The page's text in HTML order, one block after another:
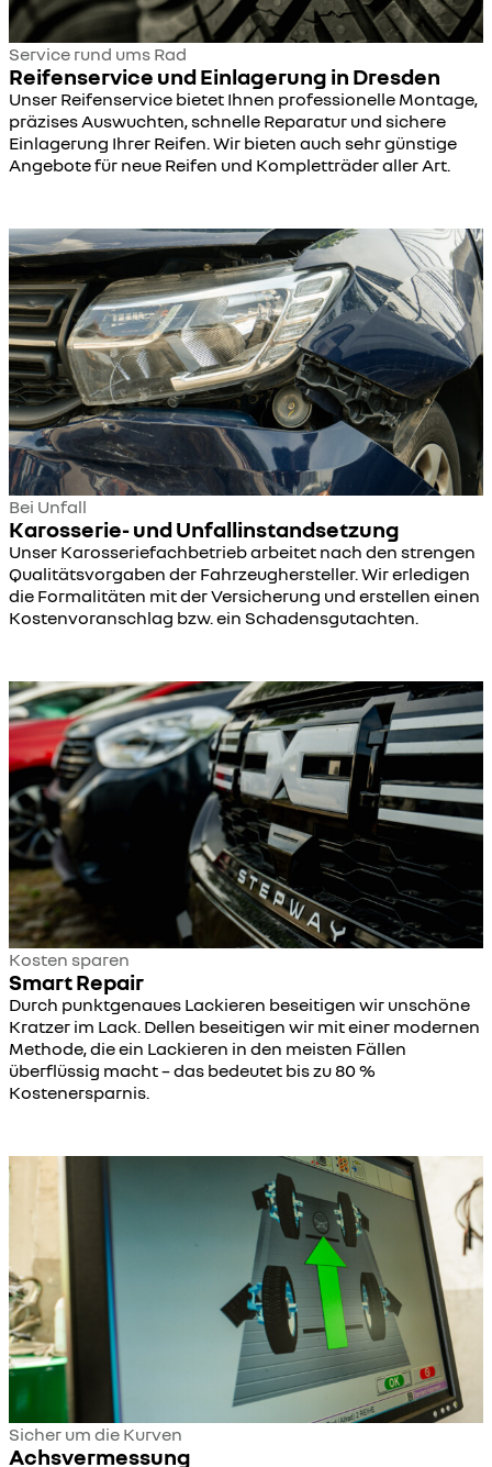
Service rund ums Rad
Reifenservice und Einlagerung in Dresden
Unser Reifenservice bietet Ihnen professionelle Montage,
präzises Auswuchten, schnelle Reparatur und sichere
Einlagerung Ihrer Reifen. Wir bieten auch sehr günstige
Angebote für neue Reifen und Kompletträder aller Art.
Bei Unfall
Karosserie- und Unfallinstandsetzung
Unser Karosseriefachbetrieb arbeitet nach den strengen
Qualitätsvorgaben der Fahrzeughersteller. Wir erledigen
die Formalitäten mit der Versicherung und erstellen einen
Kostenvoranschlag bzw. ein Schadensgutachten.
Kosten sparen
Smart Repair
Durch punktgenaues Lackieren beseitigen wir unschöne
Kratzer im Lack. Dellen beseitigen wir mit einer modernen
Methode, die ein Lackieren in den meisten Fällen
überflüssig macht – das bedeutet bis zu 80 %
Kostenersparnis.
Sicher um die Kurven
Achsvermessung